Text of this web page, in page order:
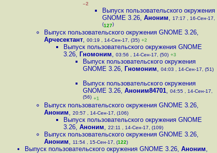
–2
Выпуск пользовательского окружения
GNOME 3.26, Аноним, 17:17 , 16-Сен-17,
(127)
Выпуск пользовательского окружения GNOME 3.26,
Арчесектант, 00:19 , 14-Сен-17, (35) +2
Выпуск пользовательского окружения GNOME
3.26, Гномоним, 03:56 , 14-Сен-17, (50) +3
Выпуск пользовательского окружения
GNOME 3.26, Гномоним, 04:03 , 14-Сен-17, (51)
Выпуск пользовательского окружения
GNOME 3.26, Аноним84701, 04:55 , 14-Сен-17,
(56) +1
Выпуск пользовательского окружения GNOME 3.26,
Аноним, 20:57 , 14-Сен-17, (106)
Выпуск пользовательского окружения GNOME
3.26, Аноним, 22:11 , 14-Сен-17, (109)
Выпуск пользовательского окружения GNOME 3.26,
Аноним, 11:54 , 15-Сен-17, (122)
Выпуск пользовательского окружения GNOME 3.26, Аноним,